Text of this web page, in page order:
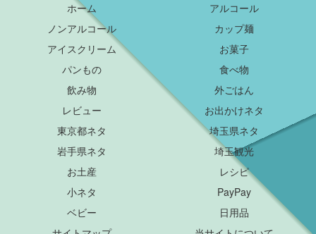
ホーム
アルコール
ノンアルコール
カップ麺
アイスクリーム
お菓子
パンもの
食べ物
飲み物
外ごはん
レビュー
お出かけネタ
東京都ネタ
埼玉県ネタ
岩手県ネタ
埼玉観光
お土産
レシピ
小ネタ
PayPay
ベビー
日用品